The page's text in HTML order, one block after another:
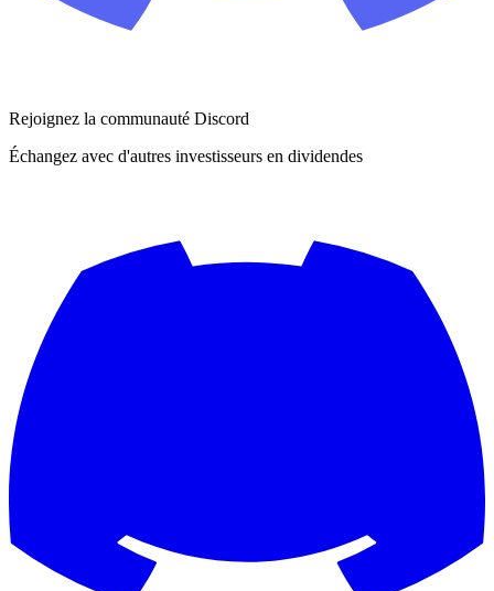
Rejoignez la communauté Discord
Échangez avec d'autres investisseurs en dividendes